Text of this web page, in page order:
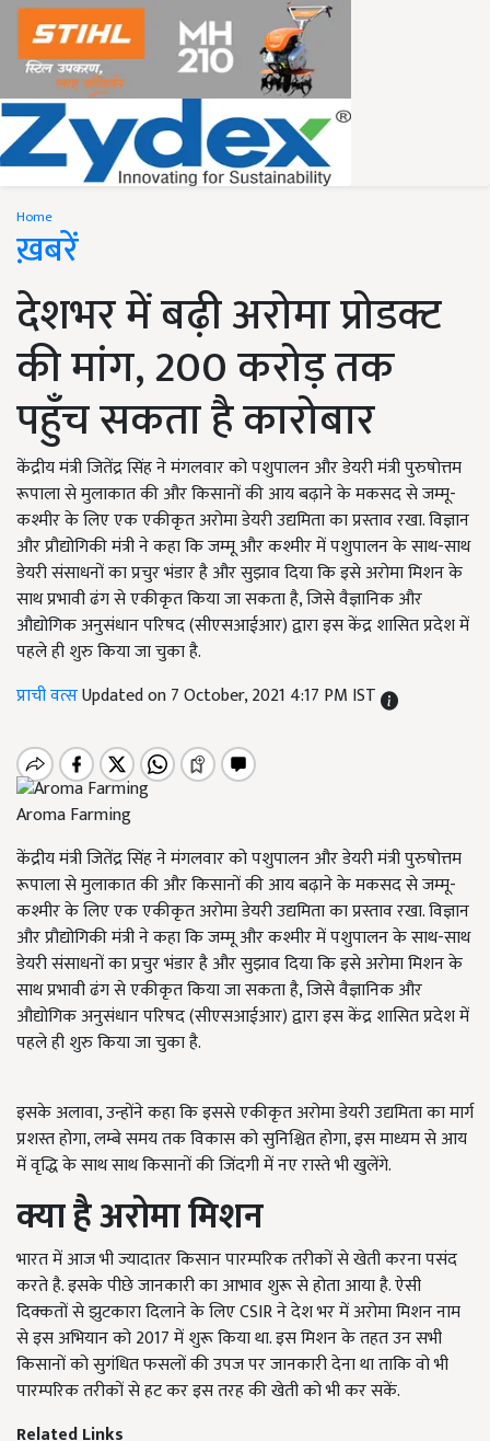
Home
ख़बरें
देशभर में बढ़ी अरोमा प्रोडक्ट
की मांग, 200 करोड़ तक
पहुँच सकता है कारोबार
केंद्रीय मंत्री जितेंद्र सिंह ने मंगलवार को पशुपालन और डेयरी मंत्री पुरुषोत्तम
रूपाला से मुलाकात की और किसानों की आय बढ़ाने के मकसद से जम्मू-
कश्मीर के लिए एक एकीकृत अरोमा डेयरी उद्यमिता का प्रस्ताव रखा. विज्ञान
और प्रौद्योगिकी मंत्री ने कहा कि जम्मू और कश्मीर में पशुपालन के साथ-साथ
डेयरी संसाधनों का प्रचुर भंडार है और सुझाव दिया कि इसे अरोमा मिशन के
साथ प्रभावी ढंग से एकीकृत किया जा सकता है, जिसे वैज्ञानिक और
औद्योगिक अनुसंधान परिषद (सीएसआईआर) द्वारा इस केंद्र शासित प्रदेश में
पहले ही शुरु किया जा चुका है.
प्राची वत्सUpdated on 7 October, 2021 4:17 PM IST
Aroma Farming
केंद्रीय मंत्री जितेंद्र सिंह ने मंगलवार को पशुपालन और डेयरी मंत्री पुरुषोत्तम
रूपाला से मुलाकात की और किसानों की आय बढ़ाने के मकसद से जम्मू-
कश्मीर के लिए एक एकीकृत अरोमा डेयरी उद्यमिता का प्रस्ताव रखा. विज्ञान
और प्रौद्योगिकी मंत्री ने कहा कि जम्मू और कश्मीर में पशुपालन के साथ-साथ
डेयरी संसाधनों का प्रचुर भंडार है और सुझाव दिया कि इसे अरोमा मिशन के
साथ प्रभावी ढंग से एकीकृत किया जा सकता है, जिसे वैज्ञानिक और
औद्योगिक अनुसंधान परिषद (सीएसआईआर) द्वारा इस केंद्र शासित प्रदेश में
पहले ही शुरु किया जा चुका है.
इसके अलावा, उन्होंने कहा कि इससे एकीकृत अरोमा डेयरी उद्यमिता का मार्ग
प्रशस्त होगा, लम्बे समय तक विकास को सुनिश्चित होगा, इस माध्यम से आय
में वृद्धि के साथ साथ किसानों की जिंदगी में नए रास्ते भी खुलेंगे.
क्याहैअरोमामिशन
भारत में आज भी ज्यादातर किसान पारम्परिक तरीकों से खेती करना पसंद
करते है. इसके पीछे जानकारी का आभाव शुरू से होता आया है. ऐसी
दिक्कतों से झुटकारा दिलाने के लिए CSIR ने देश भर में अरोमा मिशन नाम
से इस अभियान को 2017 में शुरू किया था. इस मिशन के तहत उन सभी
किसानों को सुगंधित फसलों की उपज पर जानकारी देना था ताकि वो भी
पारम्परिक तरीकों से हट कर इस तरह की खेती को भी कर सकें.